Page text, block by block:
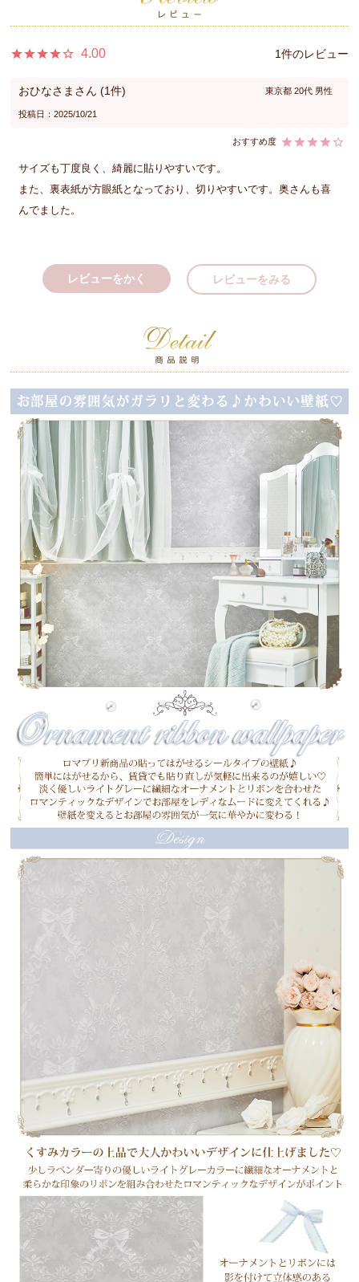
4.00 1
おひなさま 1 東京都 20代 男性
投稿日 2025/10/21
サイズも丁度良く、綺麗に貼りやすいです。
また、裏表紙が方眼紙となっており、切りやすいです。奥さんも喜
んでました。
レビューをかく レビューをみる